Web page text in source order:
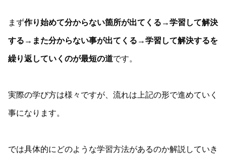
まず作り始めて分からない箇所が出てくる→学習して解決
する→また分からない事が出てくる→学習して解決するを
繰り返していくのが最短の道です。
実際の学び方は様々ですが、流れは上記の形で進めていく
事になります。
では具体的にどのような学習方法があるのか解説していき